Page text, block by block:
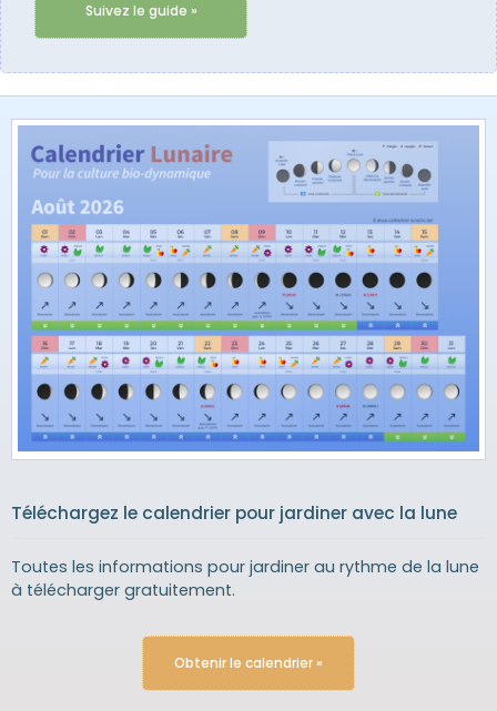
Suivez le guide »
Téléchargez le calendrier pour jardiner avec la lune
Toutes les informations pour jardiner au rythme de la lune
à télécharger gratuitement.
Obtenir le calendrier »